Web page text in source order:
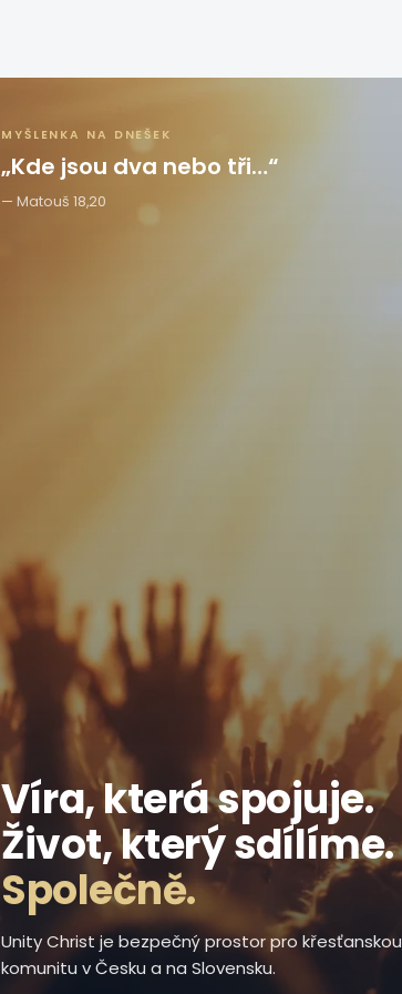
Víra, která spojuje.
Život, který sdílíme.
Společně.
Unity Christ je bezpečný prostor pro křesťanskou
komunitu v Česku a na Slovensku.
MYŠLENKA NA DNEŠEK
„Kde jsou dva nebo tři…“
Matouš 18,20